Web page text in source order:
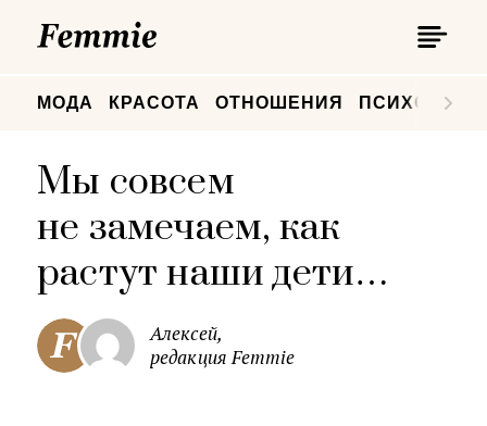
МОДА КРАСОТА ОТНОШЕНИЯ
Мы совсем
не замечаем, как
растут наши дети…
Алексей,
редакция Femmie